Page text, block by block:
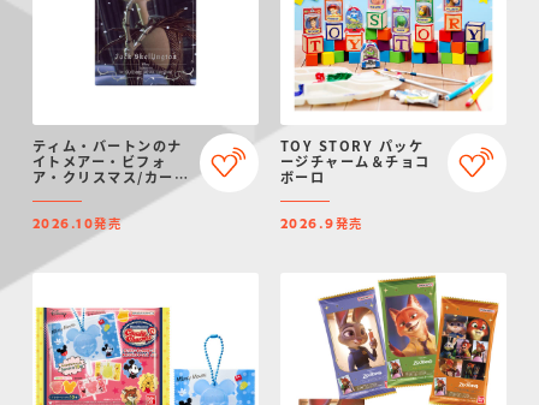
ティム・バートンのナ
イトメアー・ビフォ
ア・クリスマス/カード
2026.10発売
TOY STORY パッケ
ージチャーム＆チョコ
ボーロ
2026.9発売